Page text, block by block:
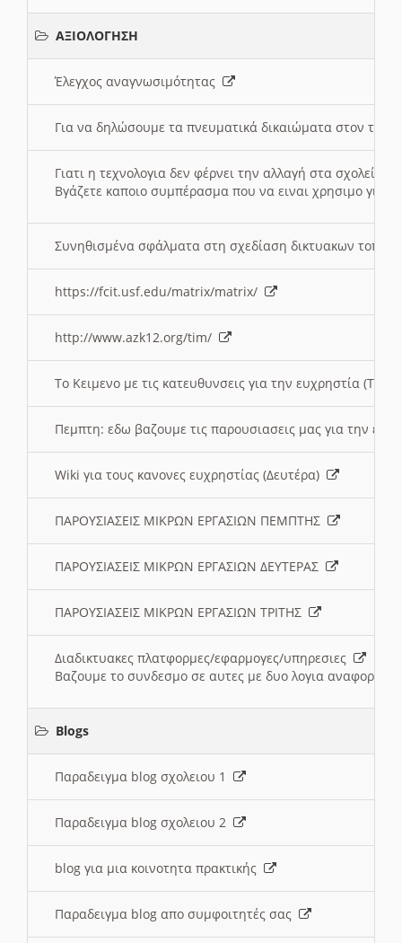
ΑΞΙΟΛΟΓΗΣΗ
Έλεγχος αναγνωσιμότητας
Για να δηλώσουμε τα πνευματικά δικαιώματα στον
Γιατι η τεχνολογια δεν φέρνει την αλλαγή στα σχολεία;
Βγάζετε καποιο συμπέρασμα που να ειναι χρησιμο για
Συνηθισμένα σφάλματα στη σχεδίαση δικτυακων
https://fcit.usf.edu/matrix/matrix/
http://www.azk12.org/tim/
To Κειμενο με τις κατευθυνσεις για την ευχρηστία
Πεμπτη: εδω βαζουμε τις παρουσιασεις μας για την
Wiki για τους κανονες ευχρηστίας (Δευτέρα)
ΠΑΡΟΥΣΙΑΣΕΙΣ ΜΙΚΡΩΝ ΕΡΓΑΣΙΩΝ ΠΕΜΠΤΗΣ
ΠΑΡΟΥΣΙΑΣΕΙΣ ΜΙΚΡΩΝ ΕΡΓΑΣΙΩΝ ΔΕΥΤΕΡΑΣ
ΠΑΡΟΥΣΙΑΣΕΙΣ ΜΙΚΡΩΝ ΕΡΓΑΣΙΩΝ ΤΡΙΤΗΣ
Διαδικτυακες πλατφορμες/εφαρμογες/υπηρεσιες
Βαζουμε το συνδεσμο σε αυτες με δυο λογια αναφορικα
Blogs
Παραδειγμα blog σχολειου 1
Παραδειγμα blog σχολειου 2
blog για μια κοινοτητα πρακτικής
Παραδειγμα blog απο συμφοιτητές σας